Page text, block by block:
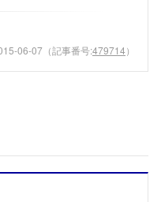
06-07 （記事番号:479714）